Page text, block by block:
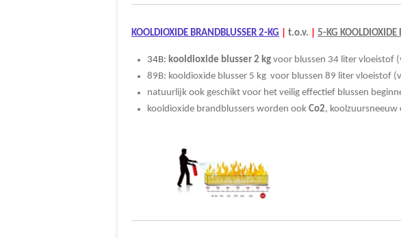
KOOLDIOXIDE BRANDBLUSSER 2-KG t.o.v. 5-KG KOOLDIOXIDE
34B: kooldioxide blusser 2 kgvoor blussen 34 liter vloeistof
89B: kooldioxide blusser 5 kg voor blussen 89 liter vloeistof
natuurlijk ook geschikt voor het veilig effectief blussen
kooldioxide brandblussers worden ook Co2, koolzuursneeuw